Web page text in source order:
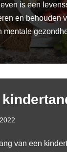
is een
en behouden
mentale
van een